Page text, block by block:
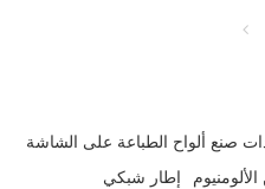
صنع ألواح الطباعة على الشاشة
إطار شبكي